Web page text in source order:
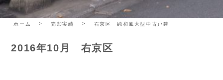
ホーム 売却実績 右京区 純和風大型中古戸建
2016年10月 右京区